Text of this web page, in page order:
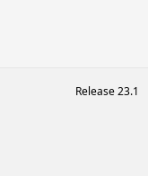
Release 23.1